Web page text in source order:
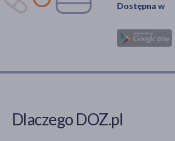
Dostępna w
Dlaczego DOZ.pl